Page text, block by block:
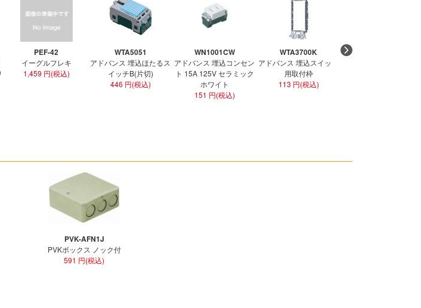
PEF-42
イーグルフレキ
1,459 円(税込)
WTA5051
アドバンス 埋込ほたるス
イッチB(片切)
446 円(税込)
WN1001CW
アドバンス 埋込コンセン
ト 15A 125V セラミック
ホワイト
151 円(税込)
WTA3700K
アドバンス 埋込スイッチ
用取付枠
113 円(税込)
PVK-AFN1J
PVKボックス ノック付
591 円(税込)